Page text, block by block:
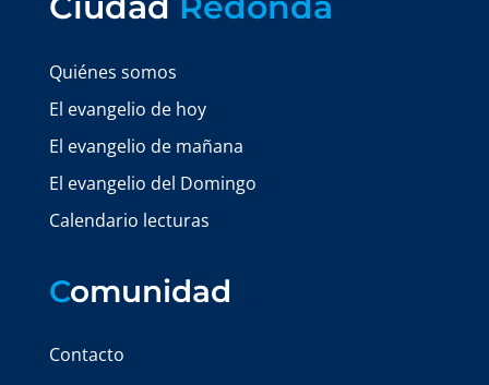
Quiénes somos
El evangelio de hoy
El evangelio de mañana
El evangelio del Domingo
Calendario lecturas
Comunidad
Contacto